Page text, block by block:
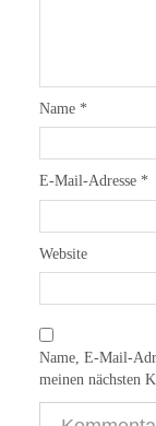
Name *
E-Mail-Adresse *
Website
Name, E-Mail-
meinen nächsten